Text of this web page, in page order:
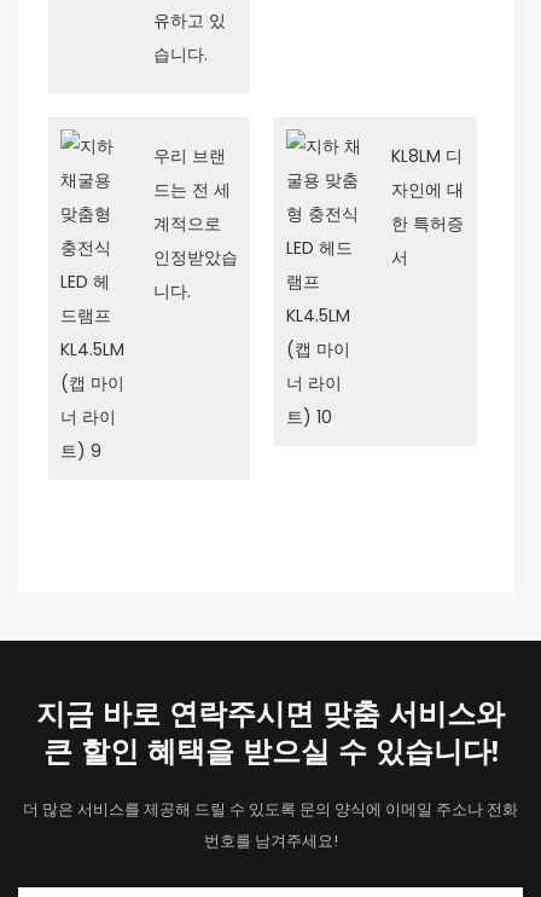
유하고 있
습니다.
우리 브랜
드는 전 세
계적으로
인정받았습
니다.
KL8LM 디
자인에 대
한 특허증
서
지금 바로 연락주시면 맞춤 서비스와
큰 할인 혜택을 받으실 수 있습니다!
더 많은 서비스를 제공해 드릴 수 있도록 문의 양식에 이메일 주소나 전화
번호를 남겨주세요!